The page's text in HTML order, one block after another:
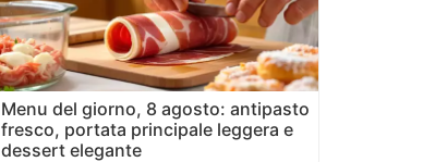
Menu del giorno, 8 agosto: antipasto
fresco, portata principale leggera e
dessert elegante